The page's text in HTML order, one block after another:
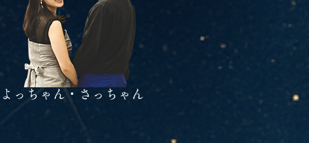
っちゃん・さっちゃん